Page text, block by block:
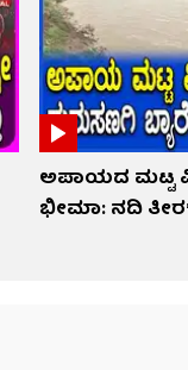
ಅಪಾಯದ ಮಟ್ಟ
ಭೀಮಾ: ನದಿ